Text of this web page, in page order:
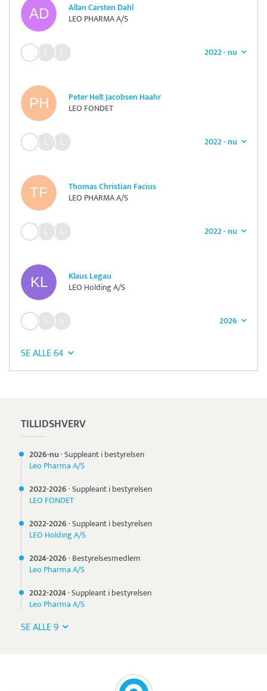
Allan Carsten Dahl
LEO PHARMA A/S
2022 - nu
Peter Helt Jacobsen Haahr
LEO FONDET
2022 - nu
Thomas Christian Facius
LEO PHARMA A/S
2022 - nu
Klaus Legau
LEO Holding A/S
2026
SE ALLE 64
TILLIDSHVERV
2026-nu·Suppleant i bestyrelsen
Leo Pharma A/S
2022-2026·Suppleant i bestyrelsen
LEO FONDET
2022-2026·Suppleant i bestyrelsen
LEO Holding A/S
2024-2026· Bestyrelsesmedlem
Leo Pharma A/S
2022-2024·Suppleant i bestyrelsen
Leo Pharma A/S
SE ALLE 9